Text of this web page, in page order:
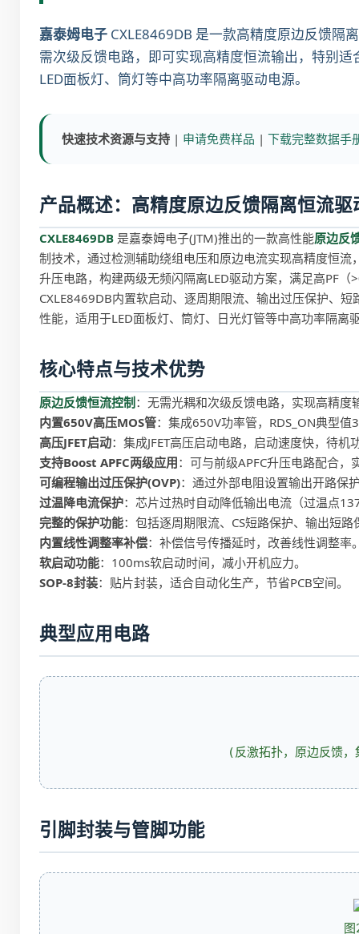
嘉泰姆电子 CXLE8469DB 是一款高精度原边反馈隔
需次级反馈电路，即可实现高精度恒流输出，特别
LED面板灯、筒灯等中高功率隔离驱动电源。
快速技术资源与支持 | 申请免费样品 | 下载完整数据手
产品概述：高精度原边反馈隔离恒流驱
CXLE8469DB 是嘉泰姆电子(JTM)推出的一款高性能原边反
制技术，通过检测辅助绕组电压和原边电流实现高精度恒
升压电路，构建两级无频闪隔离LED驱动方案，满足高PF
CXLE8469DB内置软启动、逐周期限流、输出过压保护、
性能，适用于LED面板灯、筒灯、日光灯管等中高功率隔离
核心特点与技术优势
原边反馈恒流控制 ：无需光耦和次级反馈电路，实现高精度
内置650V高压MOS管：集成650V功率管，RDS_ON典型
高压JFET启动：集成JFET高压启动电路，启动速度快，待机
支持Boost APFC两级应用：可与前级APFC升压电路配合，
可编程输出过压保护(OVP)：通过外部电阻设置输出开路保
过温降电流保护：芯片过热时自动降低输出电流（过温点
完整的保护功能：包括逐周期限流、CS短路保护、输出短
内置线性调整率补偿：补偿信号传播延时，改善线性调整率
软启动功能：100ms软启动时间，减小开机应力。
SOP-8封装：贴片封装，适合自动化生产，节省PCB空间。
典型应用电路
(反激拓扑，原边反馈
引脚封装与管脚功能